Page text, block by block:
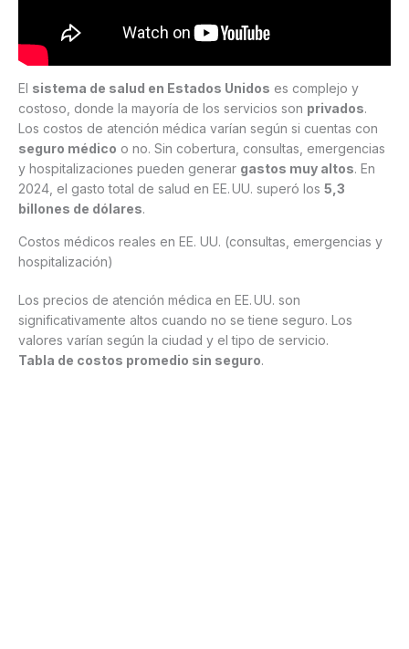
El sistema de salud en Estados Unidos es complejo y
costoso, donde la mayoría de los servicios son privados.
Los costos de atención médica varían según si cuentas con
seguro médico o no. Sin cobertura, consultas, emergencias
y hospitalizaciones pueden generar gastos muy altos. En
2024, el gasto total de salud en EE. UU. superó los 5,3
billones de dólares.
Costos médicos reales en EE. UU. (consultas, emergencias y
hospitalización)
Los precios de atención médica en EE. UU. son
significativamente altos cuando no se tiene seguro. Los
valores varían según la ciudad y el tipo de servicio.
Tabla de costos promedio sin seguro.